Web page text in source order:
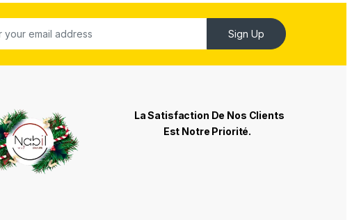
Sign Up
La Satisfaction De Nos Clients
Est Notre Priorité.